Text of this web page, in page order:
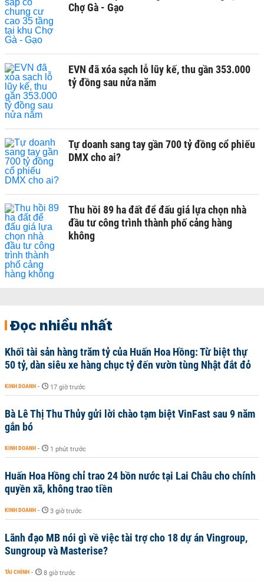
Chợ Gà - Gạo
EVN đã xóa sạch lỗ lũy kế, thu gần 353.000
tỷ đồng sau nửa năm
Tự doanh sang tay gần 700 tỷ đồng cổ phiếu
DMX cho ai?
Thu hồi 89 ha đất để đấu giá lựa chọn nhà
đầu tư công trình thành phố cảng hàng
không
Đọc nhiều nhất
Khối tài sản hàng trăm tỷ của Huấn Hoa Hồng: Từ biệt thự
50 tỷ, dàn siêu xe hàng chục tỷ đến vườn tùng Nhật đắt đỏ
KINH DOANH - 17 giờ trước
Bà Lê Thị Thu Thủy gửi lời chào tạm biệt VinFast sau 9 năm
gắn bó
KINH DOANH - 1 phút trước
Huấn Hoa Hồng chỉ trao 24 bồn nước tại Lai Châu cho chính
quyền xã, không trao tiền
KINH DOANH - 3 giờ trước
Lãnh đạo MB nói gì về việc tài trợ cho 18 dự án Vingroup,
Sungroup và Masterise?
TÀI CHÍNH - 8 giờ trước